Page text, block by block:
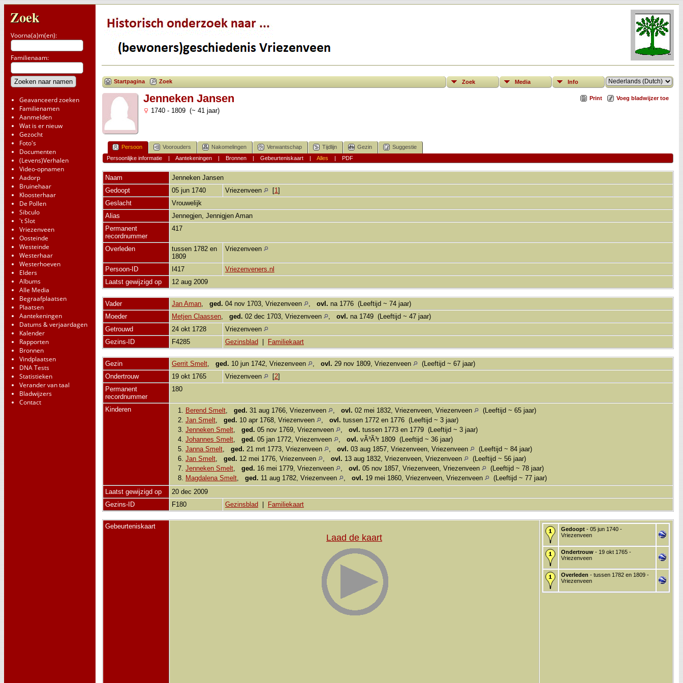
Zoek
Voorna(a)m(en):
Familienaam:
Geavanceerd zoeken
Familienamen
Aanmelden
Wat is er nieuw
Gezocht
Foto's
Documenten
(Levens)Verhalen
Video-opnamen
Aadorp
Bruinehaar
Kloosterhaar
De Pollen
Sibculo
't Slot
Vriezenveen
Oosteinde
Westeinde
Westerhaar
Westerhoeven
Elders
Albums
Alle Media
Begraafplaatsen
Plaatsen
Aantekeningen
Datums & verjaardagen
Kalender
Rapporten
Bronnen
Vindplaatsen
DNA Tests
Statistieken
Verander van taal
Bladwijzers
Contact
Startpagina Zoek Zoek Media Info
Print Voeg bladwijzer toe
Jenneken Jansen
1740 - 1809 (~ 41 jaar)
Persoon Voorouders Nakomelingen Verwantschap Tijdlijn Gezin
Suggestie
Persoonlijke informatie| Aantekeningen| Bronnen| Gebeurteniskaart| Alles | PDF
Naam Jenneken Jansen
Gedoopt
05 jun 1740 Vriezenveen [1]
Geslacht
Vrouwelijk
Alias
Jennegjen, Jennigjen Aman
Permanent
recordnummer
417
Overleden
tussen 1782 en
1809
Vriezenveen
Persoon-ID I417
Vriezenveners.nl
Laatst gewijzigd op
12 aug 2009
Vader Jan Aman, ged. 04 nov 1703, Vriezenveen , ovl. na 1776 (Leeftijd ~ 74 jaar)
Moeder
Metjen Claassen, ged. 02 dec 1703, Vriezenveen , ovl. na 1749 (Leeftijd ~ 47 jaar)
Getrouwd
24 okt 1728
Vriezenveen
Gezins-ID
F4285 Gezinsblad Familiekaart
Gezin Gerrit Smelt, ged. 10 jun 1742, Vriezenveen , ovl. 29 nov 1809, Vriezenveen
(Leeftijd ~ 67 jaar)
Ondertrouw
19 okt 1765 Vriezenveen [2]
Permanent
recordnummer
180
Kinderen 1. Berend Smelt, ged. 31 aug 1766, Vriezenveen , ovl. 02 mei 1832, Vriezenveen, Vriezenveen
(Leeftijd ~ 65 jaar)
2. Jan Smelt, ged. 10 apr 1768, Vriezenveen , ovl. tussen 1772 en 1776 (Leeftijd ~ 3 jaar)
3. Jenneken Smelt, ged. 05 nov 1769, Vriezenveen , ovl. tussen 1773 en 1779 (Leeftijd ~ 3 jaar)
4. Johannes Smelt, ged. 05 jan 1772, Vriezenveen , ovl. vÃ³Ã³r 1809 (Leeftijd ~ 36 jaar)
5. Janna Smelt, ged. 21 mrt 1773, Vriezenveen , ovl. 03 aug 1857, Vriezenveen, Vriezenveen
(Leeftijd ~ 84 jaar)
6. Jan Smelt, ged. 12 mei 1776, Vriezenveen , ovl. 13 aug 1832, Vriezenveen, Vriezenveen
(Leeftijd ~ 56 jaar)
7. Jenneken Smelt, ged. 16 mei 1779, Vriezenveen , ovl. 05 nov 1857, Vriezenveen, Vriezenveen
(Leeftijd ~ 78 jaar)
8. Magdalena Smelt, ged. 11 aug 1782, Vriezenveen , ovl. 19 mei 1860, Vriezenveen, Vriezenveen
(Leeftijd ~ 77 jaar)
Laatst gewijzigd op
20 dec 2009
Gezins-ID
F180 Gezinsblad Familiekaart
Gebeurteniskaart
Laad de kaart
Gedoopt - 05 jun 1740 -
Vriezenveen
Ondertrouw - 19 okt 1765 -
Vriezenveen
Overleden - tussen 1782 en 1809 -
Vriezenveen